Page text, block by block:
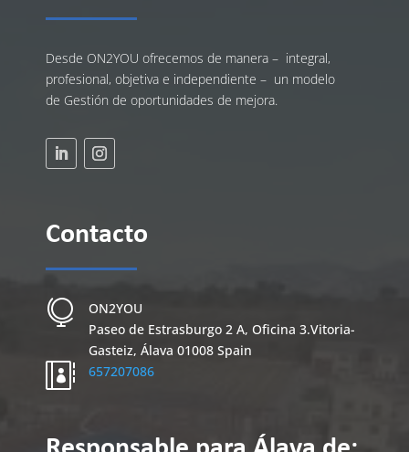
Desde ON2YOU ofrecemos de manera – integral,
profesional, objetiva e independiente – un modelo
de Gestión de oportunidades de mejora.
Contacto

ON2YOU
Paseo de Estrasburgo 2 A, Oficina 3.Vitoria-
Gasteiz, Álava 01008 Spain
 657207086